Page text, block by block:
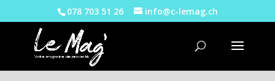
078 703 51 26 info@c-lemag.ch